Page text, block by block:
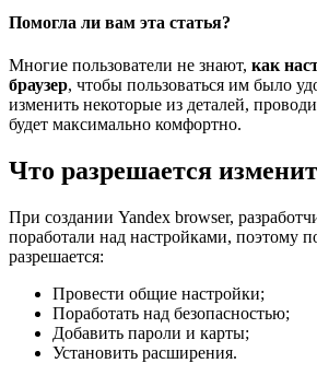
Помогла ли вам эта статья?
Многие пользователи не знают, как
браузер, чтобы пользоваться им было
изменить некоторые из деталей,
будет максимально комфортно.
Что разрешается
При создании Yandex browser,
поработали над настройками, поэтому
разрешается:
Провести общие настройки;
Поработать над безопасностью;
Добавить пароли и карты;
Установить расширения.